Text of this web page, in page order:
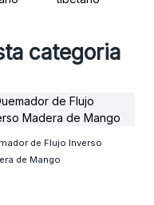
categoria
de Flujo Inverso
de Mango